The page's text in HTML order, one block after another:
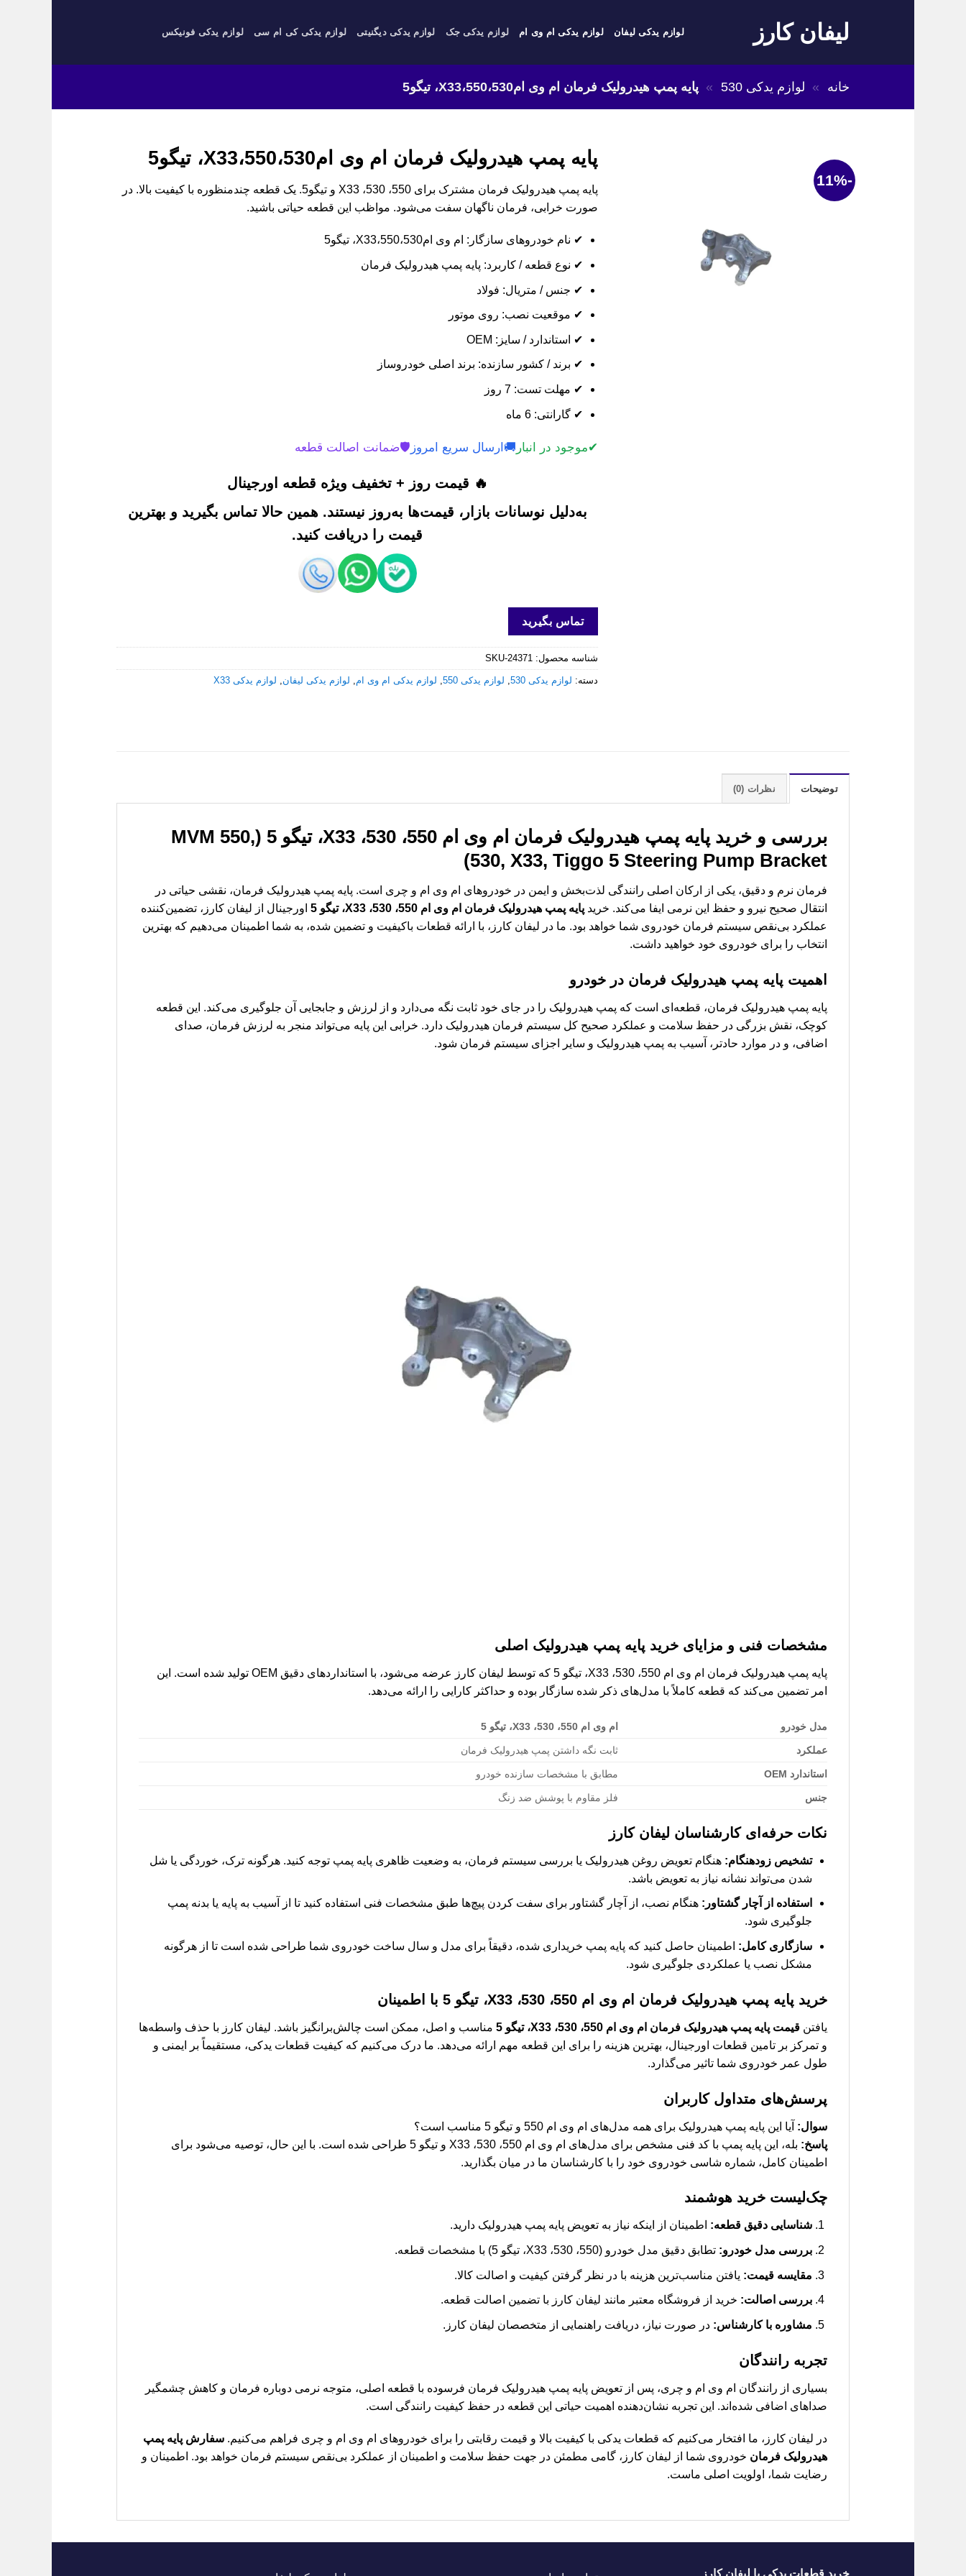
لیفان کارز لوازم یدکی لیفان لوازم یدکی ام وی ام لوازم یدکی جک لوازم یدکی دیگنیتی لوازم یدکی کی ام سی لوازم یدکی فونیکس
خانه » لوازم یدکی 530 » پایه پمپ هیدرولیک فرمان ام وی ام550،530،X33، تیگو5
-11%
پایه پمپ هیدرولیک فرمان ام وی ام550،530،X33، تیگو5
پایه پمپ هیدرولیک فرمان مشترک برای 550، 530، X33 و تیگو5. یک قطعه چندمنظوره با کیفیت بالا. در
صورت خرابی، فرمان ناگهان سفت می‌شود. مواظب این قطعه حیاتی باشید.
✔ نام خودروهای سازگار: ام وی ام550،530،X33، تیگو5
✔ نوع قطعه / کاربرد: پایه پمپ هیدرولیک فرمان
✔ جنس / متریال: فولاد
✔ موقعیت نصب: روی موتور
✔ استاندارد / سایز: OEM
✔ برند / کشور سازنده: برند اصلی خودروساز
✔ مهلت تست: 7 روز
✔ گارانتی: 6 ماه
✔موجود در انبار 🚚 ارسال سریع امروز 🛡️ضمانت اصالت قطعه
🔥 قیمت روز + تخفیف ویژه قطعه اورجینال
به‌دلیل نوسانات بازار، قیمت‌ها به‌روز نیستند. همین حالا تماس بگیرید و بهترین
قیمت را دریافت کنید.
تماس بگیرید
شناسه محصول: SKU-24371
دسته: لوازم یدکی 530 لوازم یدکی 550 لوازم یدکی ام وی ام لوازم یدکی لیفان لوازم یدکی X33
توضیحات نظرات (0)
بررسی و خرید
پایه پمپ هیدرولیک فرمان ام وی ام 550، 530، X33، تیگو 5 (MVM 550,
530, X33, Tiggo 5 Steering Pump Bracket)
فرمان نرم و دقیق، یکی از ارکان اصلی رانندگی لذت‌بخش و ایمن در خودروهای ام وی ام و چری است. پایه پمپ هیدرولیک فرمان، نقشی حیاتی در
انتقال صحیح نیرو و حفظ این نرمی ایفا می‌کند. خرید پایه پمپ هیدرولیک فرمان ام وی ام 550، 530، X33، تیگو 5
اورجینال از لیفان کارز، تضمین‌کننده
عملکرد بی‌نقص سیستم فرمان خودروی شما خواهد بود. ما در لیفان کارز، با ارائه قطعات باکیفیت و تضمین شده، به شما اطمینان می‌دهیم که بهترین
انتخاب را برای خودروی خود خواهید داشت.
اهمیت پایه پمپ هیدرولیک فرمان در خودرو
پایه پمپ هیدرولیک فرمان، قطعه‌ای است که پمپ هیدرولیک را در جای خود ثابت نگه می‌دارد و از لرزش و جابجایی آن جلوگیری می‌کند. این قطعه
کوچک، نقش بزرگی در حفظ سلامت و عملکرد صحیح کل سیستم فرمان هیدرولیک دارد. خرابی این پایه می‌تواند منجر به لرزش فرمان، صدای
اضافی، و در موارد حادتر، آسیب به پمپ هیدرولیک و سایر اجزای سیستم فرمان شود.
مشخصات فنی و مزایای خرید پایه پمپ هیدرولیک اصلی
پایه پمپ هیدرولیک فرمان ام وی ام 550، 530، X33، تیگو 5 که توسط لیفان کارز عرضه می‌شود، با استانداردهای دقیق OEM تولید شده است. این
امر تضمین می‌کند که قطعه کاملاً با مدل‌های ذکر شده سازگار بوده و حداکثر کارایی را ارائه می‌دهد.
مدل خودرو ام وی ام 550، 530، X33، تیگو 5
عملکرد ثابت نگه داشتن پمپ هیدرولیک فرمان
استاندارد OEM مطابق با مشخصات سازنده خودرو
جنس فلز مقاوم با پوشش ضد زنگ
نکات حرفه‌ای کارشناسان لیفان کارز
تشخیص زودهنگام: هنگام تعویض روغن هیدرولیک یا بررسی سیستم فرمان، به وضعیت ظاهری پایه پمپ توجه کنید. هرگونه ترک، خوردگی یا شل
شدن می‌تواند نشانه نیاز به تعویض باشد.
استفاده از آچار گشتاور: هنگام نصب، از آچار گشتاور برای سفت کردن پیچ‌ها طبق مشخصات فنی استفاده کنید تا از آسیب به پایه یا بدنه پمپ
جلوگیری شود.
سازگاری کامل: اطمینان حاصل کنید که پایه پمپ خریداری شده، دقیقاً برای مدل و سال ساخت خودروی شما طراحی شده است تا از هرگونه
مشکل نصب یا عملکردی جلوگیری شود.
خرید پایه پمپ هیدرولیک فرمان ام وی ام 550، 530، X33، تیگو 5 با اطمینان
یافتن قیمت پایه پمپ هیدرولیک فرمان ام وی ام 550، 530، X33، تیگو 5
مناسب و اصل، ممکن است چالش‌برانگیز باشد. لیفان کارز با حذف واسطه‌ها
و تمرکز بر تامین قطعات اورجینال، بهترین هزینه را برای این قطعه مهم ارائه می‌دهد. ما درک می‌کنیم که کیفیت قطعات یدکی، مستقیماً بر ایمنی و
طول عمر خودروی شما تاثیر می‌گذارد.
پرسش‌های متداول کاربران
سوال: آیا این پایه پمپ هیدرولیک برای همه مدل‌های ام وی ام 550 و تیگو 5 مناسب است؟
پاسخ:
بله، این پایه پمپ با کد فنی مشخص برای مدل‌های ام وی ام 550، 530، X33 و تیگو 5 طراحی شده است. با این حال، توصیه می‌شود برای
اطمینان کامل، شماره شاسی خودروی خود را با کارشناسان ما در میان بگذارید.
چک‌لیست خرید هوشمند
شناسایی دقیق قطعه: اطمینان از اینکه نیاز به تعویض پایه پمپ هیدرولیک دارید.
بررسی مدل خودرو: تطابق دقیق مدل خودرو (550، 530، X33، تیگو 5) با مشخصات قطعه.
مقایسه قیمت: یافتن مناسب‌ترین هزینه با در نظر گرفتن کیفیت و اصالت کالا.
بررسی اصالت: خرید از فروشگاه معتبر مانند لیفان کارز با تضمین اصالت قطعه.
مشاوره با کارشناس: در صورت نیاز، دریافت راهنمایی از متخصصان لیفان کارز.
تجربه رانندگان
بسیاری از رانندگان ام وی ام و چری، پس از تعویض پایه پمپ هیدرولیک فرمان فرسوده با قطعه اصلی، متوجه نرمی دوباره فرمان و کاهش چشمگیر
صداهای اضافی شده‌اند. این تجربه نشان‌دهنده اهمیت حیاتی این قطعه در حفظ کیفیت رانندگی است.
در لیفان کارز، ما افتخار می‌کنیم که قطعات یدکی با کیفیت بالا و قیمت رقابتی را برای خودروهای ام وی ام و چری فراهم می‌کنیم. سفارش پایه پمپ
هیدرولیک فرمان خودروی شما از لیفان کارز، گامی مطمئن در جهت حفظ سلامت و اطمینان از عملکرد بی‌نقص سیستم فرمان خواهد بود. اطمینان و
رضایت شما، اولویت اصلی ماست.